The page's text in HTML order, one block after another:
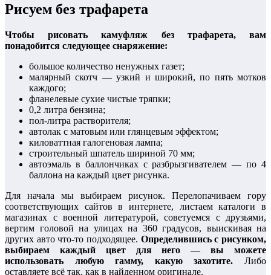
Рисуем без трафарета
Чтобы рисовать камуфляж без трафарета, вам
понадобится следующее снаряжение:
большое количество ненужных газет;
малярный скотч — узкий и широкий, по пять мотков
каждого;
фланелевые сухие чистые тряпки;
0,2 литра бензина;
пол-литра растворителя;
автолак с матовым или глянцевым эффектом;
киловаттная галогеновая лампа;
строительный шпатель шириной 70 мм;
автоэмаль в баллончиках с разбрызгивателем — по 4
баллона на каждый цвет рисунка.
Для начала мы выбираем рисунок. Перелопачиваем гору
соответствующих сайтов в интернете, листаем каталоги в
магазинах с военной литературой, советуемся с друзьями,
вертим головой на улицах на 360 градусов, выискивая на
других авто что-то подходящее. Определившись с рисунком,
выбираем каждый цвет для него — вы можете
использовать любую гамму, какую захотите. Либо
оставляете всё так, как в найденном оригинале.